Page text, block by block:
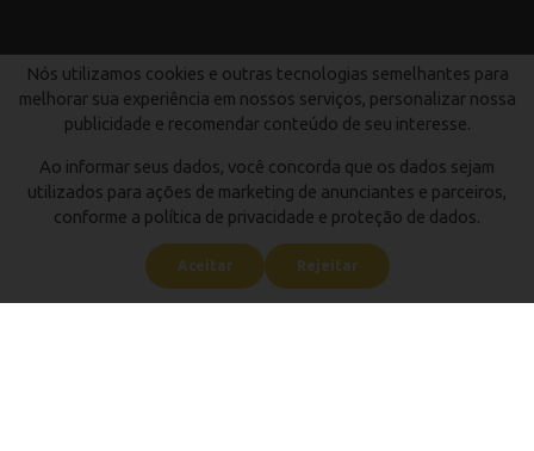
Nós utilizamos cookies e outras tecnologias semelhantes para
melhorar sua experiência em nossos serviços, personalizar nossa
publicidade e recomendar conteúdo de seu interesse.
Ao informar seus dados, você concorda que os dados sejam
utilizados para ações de marketing de anunciantes e parceiros,
conforme a política de privacidade e proteção de dados.
Aceitar Rejeitar